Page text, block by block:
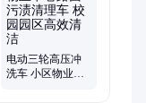
电动三轮高压冲
洗车 小区物业窄